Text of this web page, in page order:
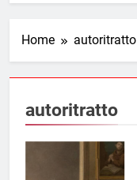
Home autoritratto
autoritratto